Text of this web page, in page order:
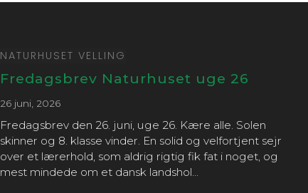
NATURHUSET VELLING
Fredagsbrev Naturhuset uge 26
26 juni, 2026
Fredagsbrev den 26. juni, uge 26. Kære alle. Solen
skinner og 8. klasse vinder. En solid og velfortjent sejr
over et lærerhold, som aldrig rigtig fik fat i noget, og
mest mindede om et dansk landshol...